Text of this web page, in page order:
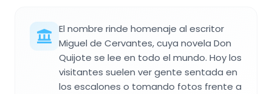
El nombre rinde homenaje al escritor
Miguel de Cervantes, cuya novela Don
Quijote se lee en todo el mundo. Hoy los
visitantes suelen ver gente sentada en
los escalones o tomando fotos frente a